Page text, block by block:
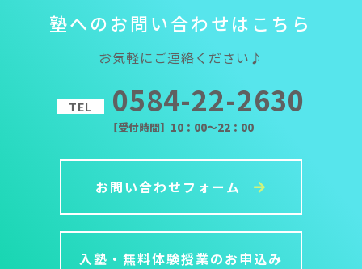
塾への お問い合わせは こ ち ら
お気軽にご連絡ください♪
TEL 0584-22-2630
【受付時間】10：00～22：00
お問い合わせフォーム
入塾・無料体験授業のお申込み